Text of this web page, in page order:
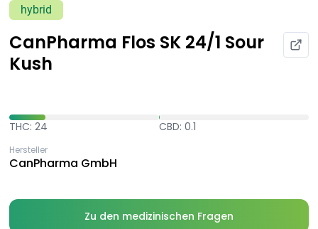
hybrid
CanPharma Flos SK 24/1 Sour
Kush
THC: 24 CBD: 0.1
Hersteller
CanPharma GmbH
Zu den medizinischen Fragen